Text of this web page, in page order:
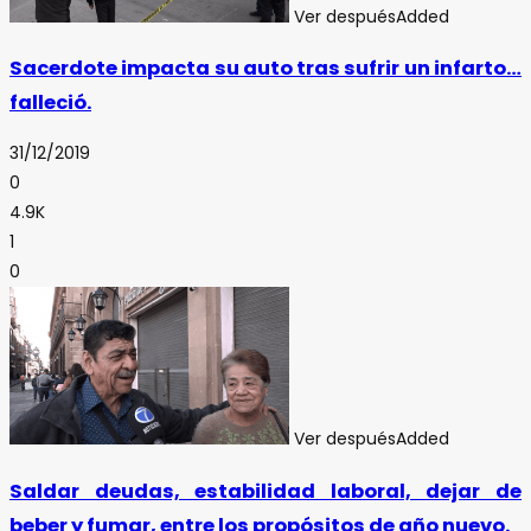
Ver despuésAdded
Sacerdote impacta su auto tras sufrir un infarto…
falleció.
31/12/2019
0
4.9K
1
0
Ver despuésAdded
Saldar deudas, estabilidad laboral, dejar de
beber y fumar, entre los propósitos de año nuevo.